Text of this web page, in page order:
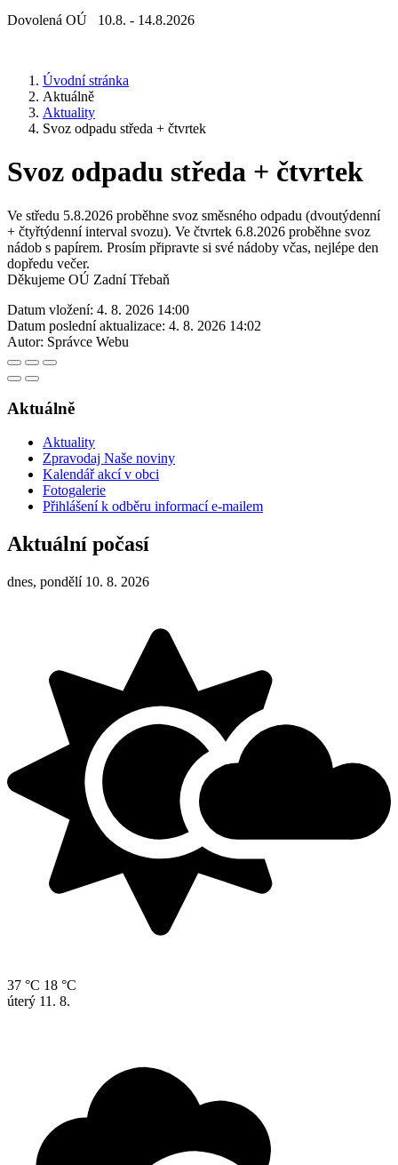
Dovolená OÚ 10.8. - 14.8.2026
Úvodní stránka
Aktuálně
Aktuality
Svoz odpadu středa + čtvrtek
Svoz odpadu středa + čtvrtek
Ve středu 5.8.2026 proběhne svoz směsného odpadu (dvoutýdenní
+ čtyřtýdenní interval svozu). Ve čtvrtek 6.8.2026 proběhne svoz
nádob s papírem. Prosím připravte si své nádoby včas, nejlépe den
dopředu večer.
Děkujeme OÚ Zadní Třebaň
Datum vložení: 4. 8. 2026 14:00
Datum poslední aktualizace: 4. 8. 2026 14:02
Autor: Správce Webu
Aktuálně
Aktuality
Zpravodaj Naše noviny
Kalendář akcí v obci
Fotogalerie
Přihlášení k odběru informací e-mailem
Aktuální počasí
dnes, pondělí 10. 8. 2026
37 °C 18 °C
úterý 11. 8.